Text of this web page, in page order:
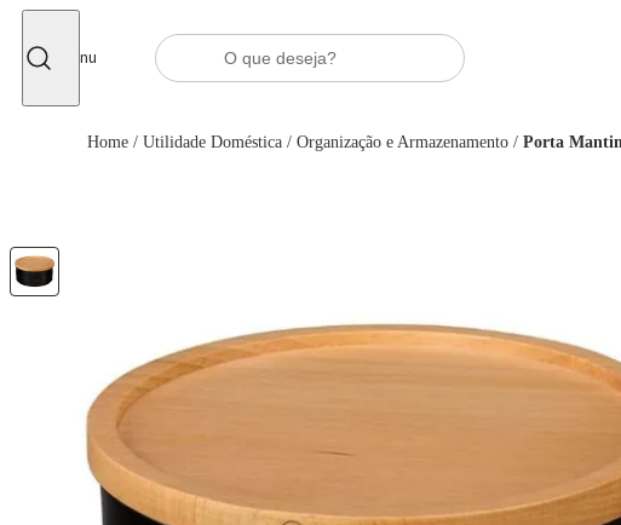
Menu
Home / Utilidade Doméstica / Organização e Armazenamento / Porta